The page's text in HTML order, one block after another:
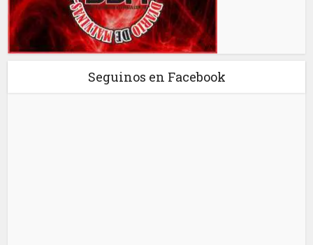
Seguinos en Facebook